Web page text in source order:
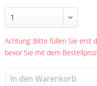
Achtung: Bitte füllen Sie erst
bevor Sie mit dem
In den Warenkorb